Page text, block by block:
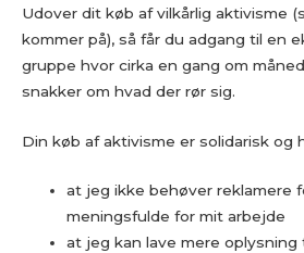
Udover dit køb af vilkårlig aktivisme
kommer på), så får du adgang til en
gruppe hvor cirka en gang om
snakker om hvad der rør sig.
Din køb af aktivisme er solidarisk og
at jeg ikke behøver reklamere
meningsfulde for mit arbejde
at jeg kan lave mere